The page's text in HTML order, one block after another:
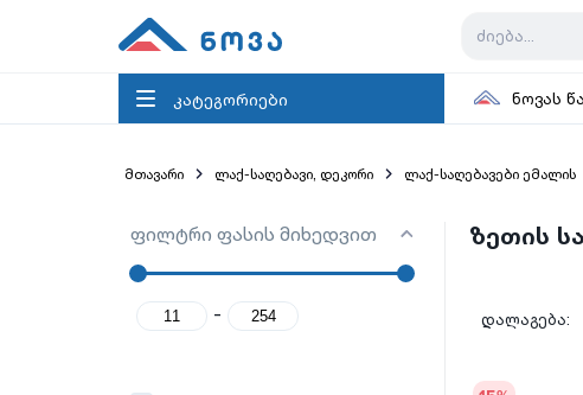
კატეგორიები ნოვას
მთავარი ლაქ-საღებავი, დეკორი ლაქ-საღებავები ემალის
ფილტრი ფასის მიხედვით
-
ზეთის
დალაგება: